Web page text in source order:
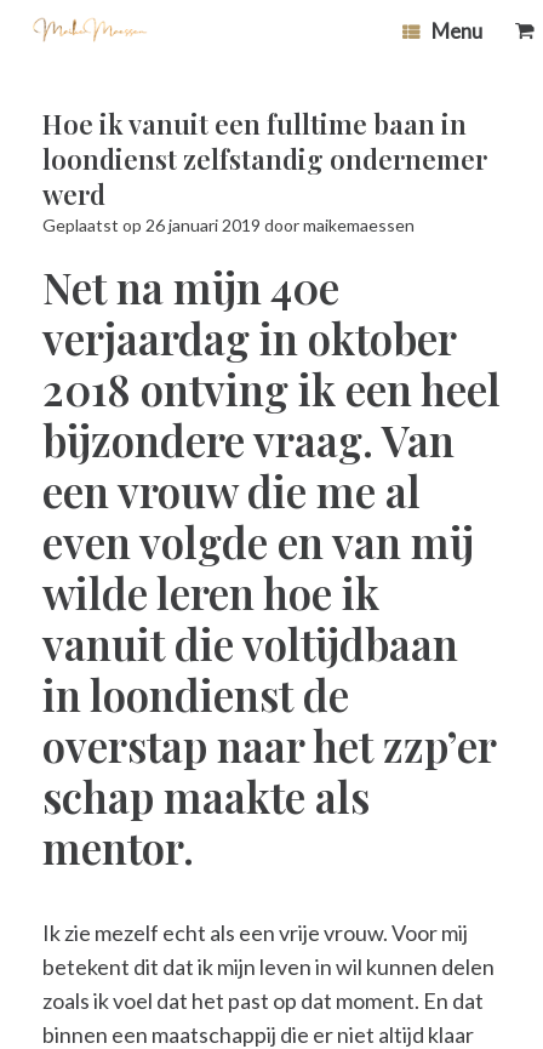
Menu
Hoe ik vanuit een fulltime baan in
loondienst zelfstandig ondernemer
werd
Geplaatst op 26 januari 2019 doormaikemaessen
Net na mijn 40e
verjaardag in oktober
2018 ontving ik een heel
bijzondere vraag. Van
een vrouw die me al
even volgde en van mij
wilde leren hoe ik
vanuit die voltijdbaan
in loondienst de
overstap naar het zzp’er
schap maakte als
mentor.
Ik zie mezelf echt als een vrije vrouw. Voor mij
betekent dit dat ik mijn leven in wil kunnen delen
zoals ik voel dat het past op dat moment. En dat
binnen een maatschappij die er niet altijd klaar